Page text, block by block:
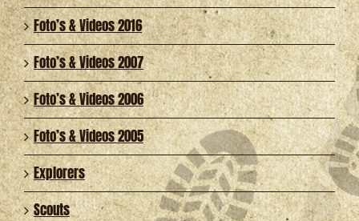
Foto’s & Videos 2016
Foto’s & Videos 2007
Foto’s & Videos 2006
Foto’s & Videos 2005
Explorers
Scouts